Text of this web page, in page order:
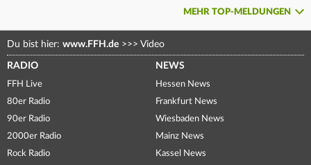
MEHR TOP-MELDUNGEN
Du bist hier: www.FFH.de >>> Video
RADIO
FFH Live
80er Radio
90er Radio
2000er Radio
Rock Radio
NEWS
Hessen News
Frankfurt News
Wiesbaden News
Mainz News
Kassel News